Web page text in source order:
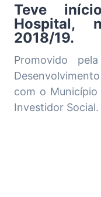
Teve
Hospital,
2018/19.
Promovido
com o
Investidor Social.